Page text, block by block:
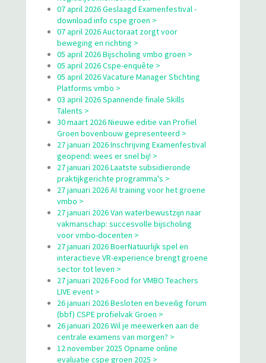
07 april 2026 Geslaagd Examenfestival -
download info cspe groen >
07 april 2026 Auctoraat zorgt voor
beweging en richting >
05 april 2026 Bijscholing vmbo groen >
05 april 2026 Cspe-enquête >
05 april 2026 Vacature Manager Stichting
Platforms vmbo >
03 april 2026 Spannende finale Skills
Talents >
30 maart 2026 Nieuwe editie van Profiel
Groen bovenbouw gepresenteerd >
27 januari 2026 Inschrijving Examenfestival
geopend: wees er snel bij! >
27 januari 2026 Laatste subsidieronde
praktijkgerichte programma's >
27 januari 2026 AI training voor het groene
vmbo >
27 januari 2026 Van waterbewustzijn naar
vakmanschap: succesvolle bijscholing
voor vmbo-docenten >
27 januari 2026 BoerNatuurlijk spel en
interactieve VR-experience brengt groene
sector tot leven >
27 januari 2026 Food for VMBO Teachers
LIVE event >
26 januari 2026 Besloten en beveilig forum
(bbf) CSPE profielvak Groen >
26 januari 2026 Wil je meewerken aan de
centrale examens van morgen? >
12 november 2025 Opname online
evaluatie cspe groen 2025 >